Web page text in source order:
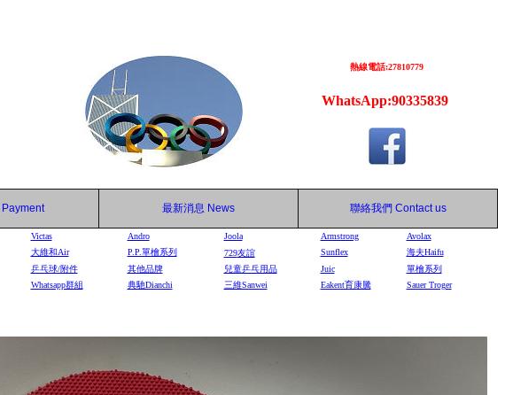
熱線電話:27810779
WhatsApp:90335839
Payment 最新消息 News 聯絡我們 Contact us
Victas Andro Joola Armstrong
Avolax
大維和Air P.P.單檜系列 729友誼 Sunflex
海夫Haifu
乒乓球/附件 其他品牌 兒童乒乓用品 Juic
單檜系列
Whatsapp群組 典馳Dianchi 三維Sanwei Eakent育康騰 Sauer Troger